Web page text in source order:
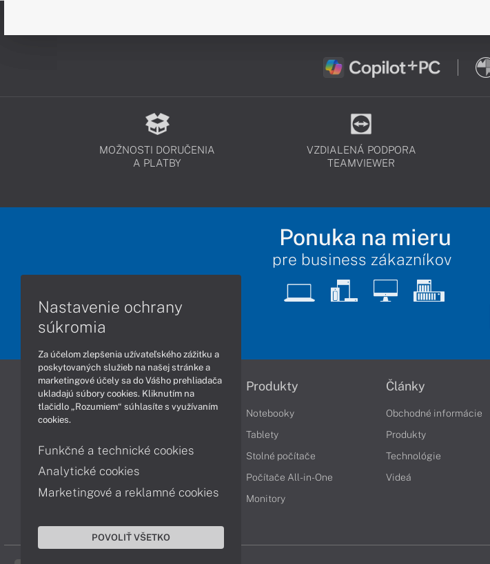
MOŽNOSTI DORUČENIA
A PLATBY
VZDIALENÁ PODPORA
TEAMVIEWER
Ponuka na mieru
pre business zákazníkov
Informácie
Obchodné podmienky
Ochrana osobných údajov
Vrátenie tovaru
Vyhlásenie o prístupnosti
Produkty
Notebooky
Tablety
Stolné počítače
Počítače All-in-One
Monitory
Články
Obchodné informácie
Produkty
Technológie
Videá
Nastavenie ochrany
súkromia
Za účelom zlepšenia užívateľského zážitku a
poskytovaných služieb na našej stránke a
marketingové účely sa do Vášho prehliadača
ukladajú súbory cookies. Kliknutím na
tlačidlo „Rozumiem“ súhlasíte s využívaním
cookies.
Funkčné a technické cookies
Analytické cookies
Marketingové a reklamné cookies
POVOLIŤ VŠETKO